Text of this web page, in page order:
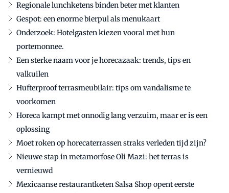
Regionale lunchketens binden beter met klanten
Gespot: een enorme bierpul als menukaart
Onderzoek: Hotelgasten kiezen vooral met hun
portemonnee.
Een sterke naam voor je horecazaak: trends, tips en
valkuilen
Hufterproof terrasmeubilair: tips om vandalisme te
voorkomen
Horeca kampt met onnodig lang verzuim, maar er is een
oplossing
Moet roken op horecaterrassen straks verleden tijd zijn?
Nieuwe stap in metamorfose Oli Mazi: het terras is
vernieuwd
Mexicaanse restaurantketen Salsa Shop opent eerste